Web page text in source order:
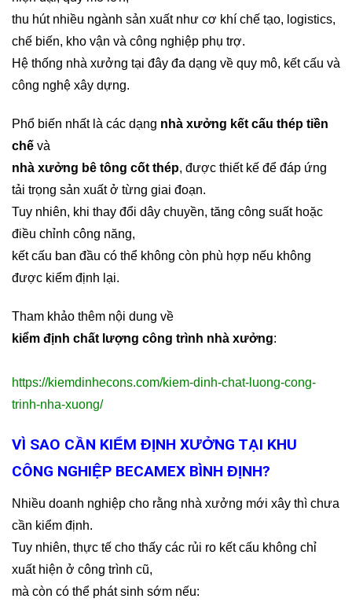
thu hút nhiều ngành sản xuất như cơ khí chế tạo, logistics,
chế biến, kho vận và công nghiệp phụ trợ.
Hệ thống nhà xưởng tại đây đa dạng về quy mô, kết cấu và
công nghệ xây dựng.
Phổ biến nhất là các dạng nhà xưởng kết cấu thép tiền
chế và
nhà xưởng bê tông cốt thép, được thiết kế để đáp ứng
tải trọng sản xuất ở từng giai đoạn.
Tuy nhiên, khi thay đổi dây chuyền, tăng công suất hoặc
điều chỉnh công năng,
kết cấu ban đầu có thể không còn phù hợp nếu không
được kiểm định lại.
Tham khảo thêm nội dung về
kiểm định chất lượng công trình nhà xưởng:
https://kiemdinhecons.com/kiem-dinh-chat-luong-cong-
trinh-nha-xuong/
VÌ SAO CẦN KIỂM ĐỊNH XƯỞNG TẠI KHU
CÔNG NGHIỆP BECAMEX BÌNH ĐỊNH?
Nhiều doanh nghiệp cho rằng nhà xưởng mới xây thì chưa
cần kiểm định.
Tuy nhiên, thực tế cho thấy các rủi ro kết cấu không chỉ
xuất hiện ở công trình cũ,
mà còn có thể phát sinh sớm nếu: